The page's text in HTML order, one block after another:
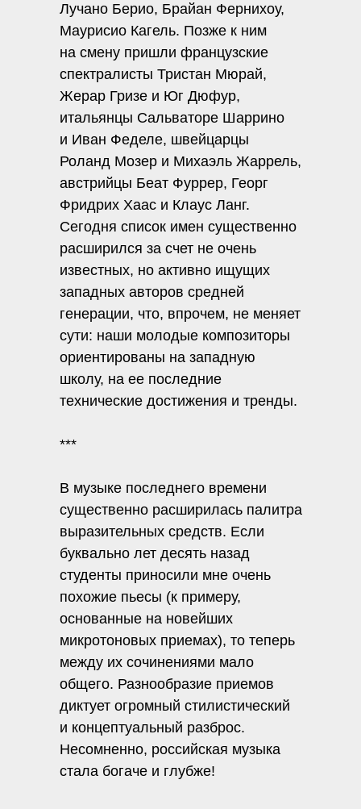
Лучано Берио, Брайан Фернихоу,
Маурисио Кагель. Позже к ним
на смену пришли французские
спектралисты Тристан Мюрай,
Жерар Гризе и Юг Дюфур,
итальянцы Сальваторе Шаррино
и Иван Феделе, швейцарцы
Роланд Мозер и Михаэль Жаррель,
австрийцы Беат Фуррер, Георг
Фридрих Хаас и Клаус Ланг.
Сегодня список имен существенно
расширился за счет не очень
известных, но активно ищущих
западных авторов средней
генерации, что, впрочем, не меняет
сути: наши молодые композиторы
ориентированы на западную
школу, на ее последние
технические достижения и тренды.
***
В музыке последнего времени
существенно расширилась палитра
выразительных средств. Если
буквально лет десять назад
студенты приносили мне очень
похожие пьесы (к примеру,
основанные на новейших
микротоновых приемах), то теперь
между их сочинениями мало
общего. Разнообразие приемов
диктует огромный стилистический
и концептуальный разброс.
Несомненно, российская музыка
стала богаче и глубже!